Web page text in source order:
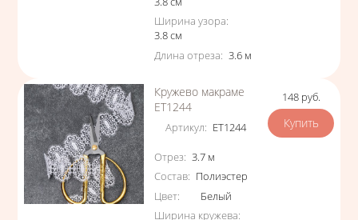
Ширина узора:
3.8см
Длина отреза: 3.6 м
Кружево макраме
ЕТ1244
Артикул: ЕТ1244
Характеристики
Отрез: 3.7 м
Состав: Полиэстер
Цвет:
Белый
Ширина кружева:
Цена
148 руб.